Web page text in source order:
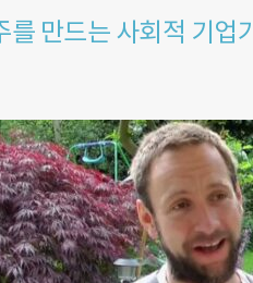
만드는 사회적 기업